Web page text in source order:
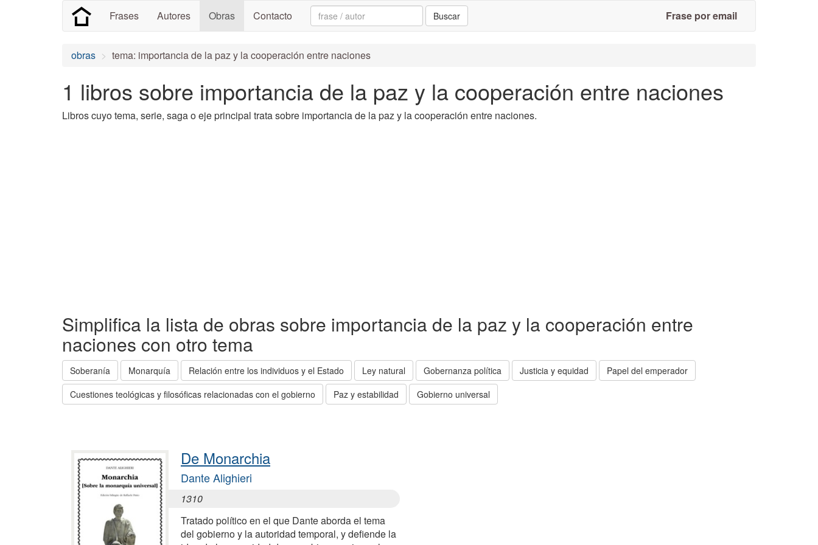
Frases Autores Obras Contacto Search: Buscar Frase por email
obras tema: importancia de la paz y la cooperación entre naciones
1 libros sobre importancia de la paz y la cooperación entre naciones
Libros cuyo tema, serie, saga o eje principal trata sobre importancia de la paz y la cooperación entre naciones.
Simplifica la lista de obras sobre importancia de la paz y la cooperación entre
naciones con otro tema
Soberanía Monarquía Relación entre los individuos y el Estado Ley natural Gobernanza política Justicia y equidad
Papel del emperador
Cuestiones teológicas y filosóficas relacionadas con el gobierno
Paz y estabilidad Gobierno universal
De Monarchia
Dante Alighieri
1310
Tratado político en el que Dante aborda el tema
del gobierno y la autoridad temporal, y defiende la